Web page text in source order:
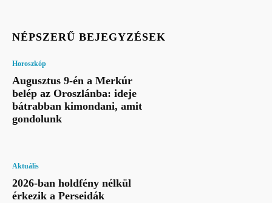
NÉPSZERŰ BEJEGYZÉSEK
Horoszkóp
Augusztus 9-én a Merkúr
belép az Oroszlánba: ideje
bátrabban kimondani, amit
gondolunk
Aktuális
2026-ban holdfény nélkül
érkezik a Perseidák